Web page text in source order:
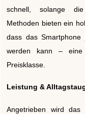
schnell, solange
Methoden bieten ein
dass das
werden kann – eine
Preisklasse.
Leistung &
Angetrieben wird das